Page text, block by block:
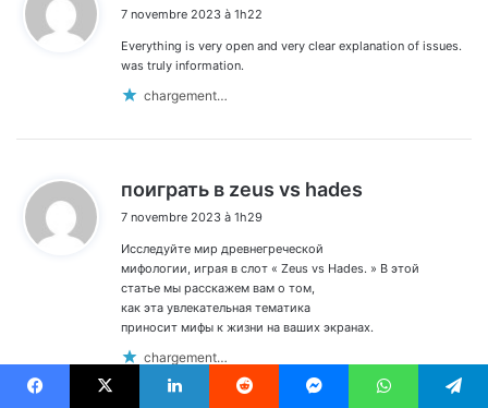
t
:
7 novembre 2023 à 1h22
Everything is very open and very clear explanation of issues.
was truly information.
chargement…
поиграть в zeus vs hades
7 novembre 2023 à 1h29
Исследуйте мир древнегреческой
мифологии, играя в слот « Zeus vs Hades. » В этой
статье мы расскажем вам о том,
как эта увлекательная тематика
приносит мифы к жизни на ваших экранах.
chargement…